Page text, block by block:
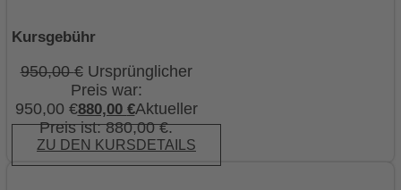
Kursgebühr
950,00€ Ursprünglicher
Preis war:
950,00 €880,00 €Aktueller
Preis ist: 880,00 €.
ZU DEN KURSDETAILS